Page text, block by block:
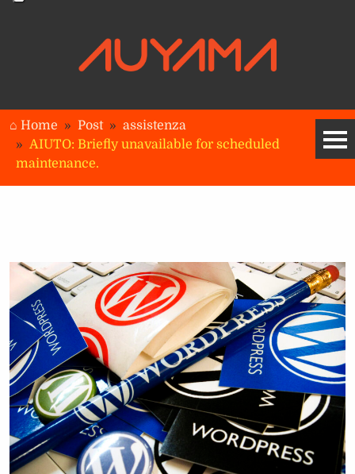
⌂ Home Post
assistenza
AIUTO: Briefly unavailable for scheduled
maintenance.